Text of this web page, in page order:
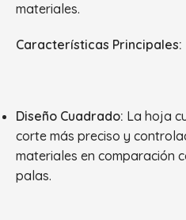
materiales.
Características Principales:
Diseño Cuadrado: La hoja
corte más preciso y
materiales en comparación
palas.